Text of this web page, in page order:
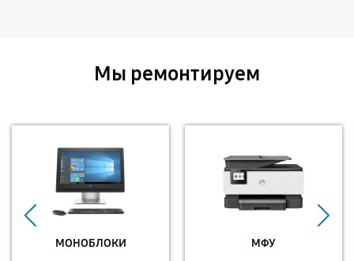
Мы ремонтируем
МОНОБЛОКИ МФУ